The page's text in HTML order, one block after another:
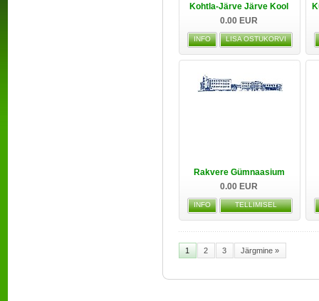
Kohtla-Järve Järve Kool
0.00 EUR
INFO LISA OSTUKORVI
Rakvere Gümnaasium
0.00 EUR
INFO TELLIMISEL
1 2 3 Järgmine »